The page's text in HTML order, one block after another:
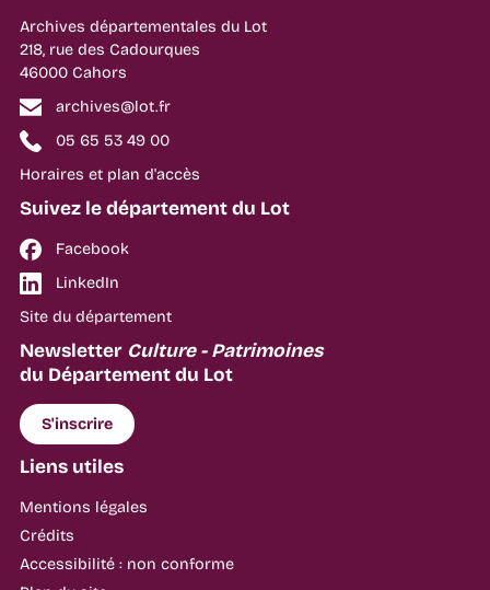
Archives départementales du Lot
218, rue des Cadourques
46000 Cahors
archives@lot.fr
05 65 53 49 00
Horaires et plan d'accès
Suivez le département du Lot
Facebook
LinkedIn
Site du département
Newsletter Culture - Patrimoines
du Département du Lot
S'inscrire
Liens utiles
Mentions légales
Crédits
Accessibilité : non conforme